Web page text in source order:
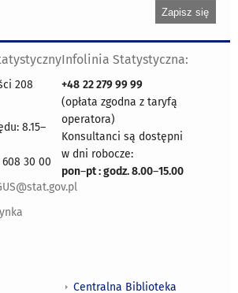
208
8.15–
30 00
Infolinia Statystyczna:
+48 22 279 99 99
(opłata zgodna z taryfą
operatora)
Konsultanci są dostępni
w dni robocze:
pon–pt : godz. 8.00–15.00
Centralna Biblioteka